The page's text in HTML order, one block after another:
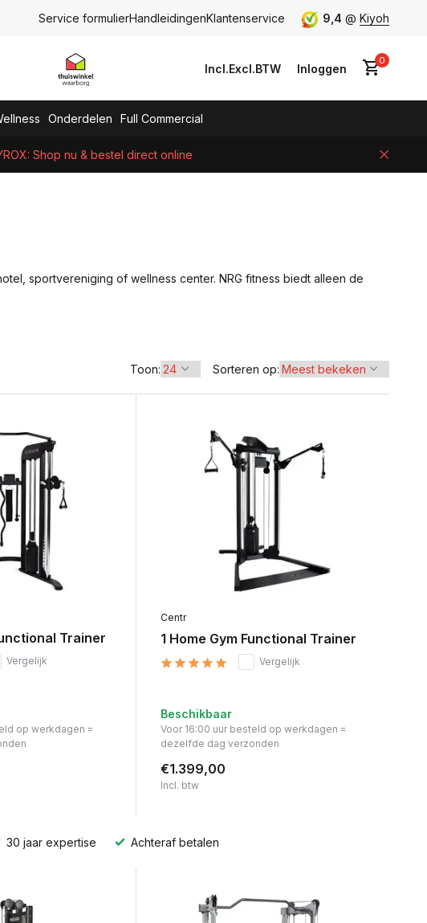
Service formulierHandleidingenKlantenservice 9,4 @ Kiyoh
Incl.Excl.BTW Inloggen
0
Onderdelen Full Commercial
Shop nu & bestel direct online
sportvereniging of wellness center. NRG fitness biedt alleen de
Toon: Sorteren op:
Trainer
Vergelijk
op werkdagen =
Centr
1 Home Gym Functional Trainer
Vergelijk
Beschikbaar
Voor 16:00 uur besteld op werkdagen =
dezelfde dag verzonden
€1.399,00
Incl. btw
30 jaar expertise Achteraf betalen